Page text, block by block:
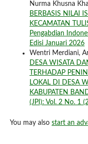
Nurma Khusna
BERBASIS NILAI
KECAMATAN
Pengabdian
Edisi Januari 2026
Wentri Merdiani,
DESA WISATA
TERHADAP
LOKAL DI DESA
KABUPATEN
(JPI): Vol. 2 No. 1
You may also start an